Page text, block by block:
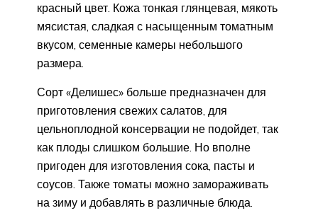
красный цвет. Кожа тонкая глянцевая, мякоть
мясистая, сладкая с насыщенным томатным
вкусом, семенные камеры небольшого
размера.
Сорт «Делишес» больше предназначен для
приготовления свежих салатов, для
цельноплодной консервации не подойдет, так
как плоды слишком большие. Но вполне
пригоден для изготовления сока, пасты и
соусов. Также томаты можно замораживать
на зиму и добавлять в различные блюда.